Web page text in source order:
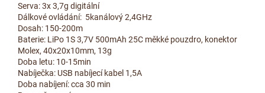
Serva: 3x 3,7g digitální
Dálkové ovládání: 5kanálový 2,4GHz
Dosah: 150-200m
Baterie: LiPo 1S 3,7V 500mAh 25C měkké pouzdro, konektor
Molex, 40x20x10mm, 13g
Doba letu: 10-15min
Nabíječka: USB nabíjecí kabel 1,5A
Doba nabíjení: cca 30 min